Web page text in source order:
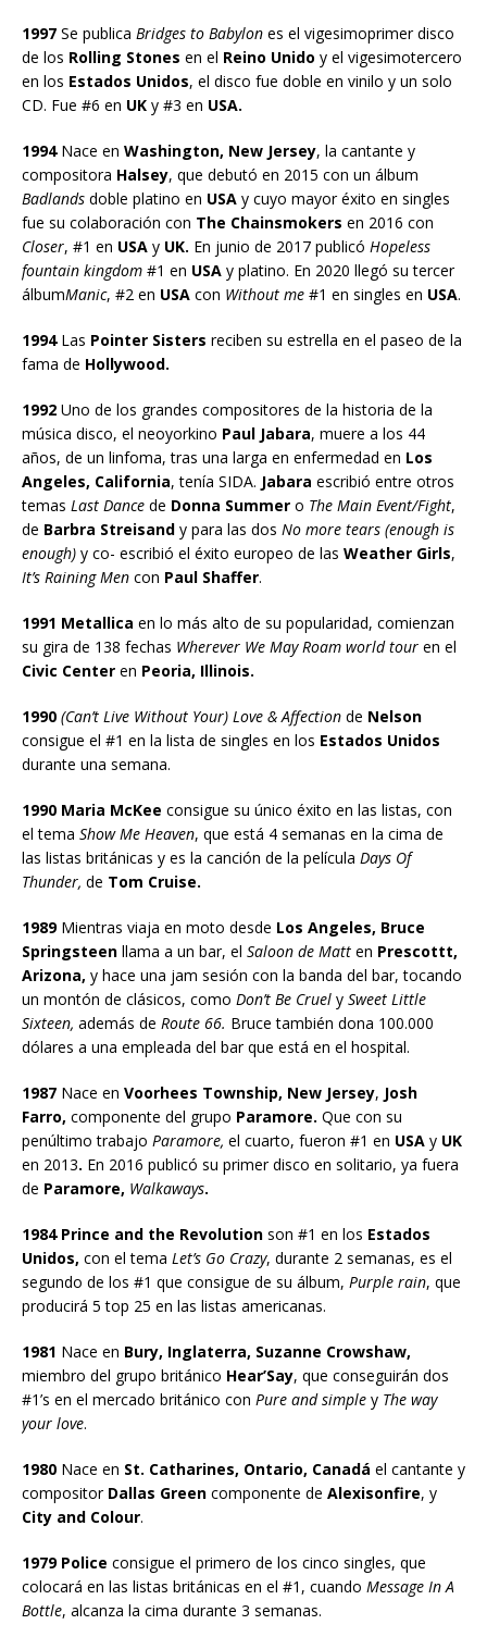
1997 Se publica Bridges to Babylon es el vigesimoprimer disco
de los Rolling Stones en el Reino Unido y el vigesimotercero
en los Estados Unidos, el disco fue doble en vinilo y un solo
CD. Fue #6 en UK y #3 en USA.
1994Nace en Washington, New Jersey, la cantante y
compositora Halsey, que debutó en 2015 con un álbum
Badlands doble platino en USA y cuyo mayor éxito en singles
fue su colaboración con The Chainsmokers en 2016 con
Closer, #1 en USA y UK. En junio de 2017 publicó Hopeless
fountain kingdom #1 en USA y platino. En 2020 llegó su tercer
álbumManic, #2 en USA con Without me #1 en singles en USA.
1994Las Pointer Sisters reciben su estrella en el paseo de la
fama de Hollywood.
1992 Uno de los grandes compositores de la historia de la
música disco, el neoyorkino Paul Jabara, muere a los 44
años, de un linfoma, tras una larga en enfermedad en Los
Angeles, California, tenía SIDA. Jabara escribió entre otros
temas Last Dance de Donna Summer o The Main Event/Fight,
de Barbra Streisand y para las dos No more tears (enough is
enough) y co- escribió el éxito europeo de las Weather Girls,
It’s Raining Men con Paul Shaffer.
1991 Metallica en lo más alto de su popularidad, comienzan
su gira de 138 fechas Wherever We May Roam world tour en el
Civic Center en Peoria, Illinois.
1990 (Can’t Live Without Your) Love & Affection de Nelson
consigue el #1 en la lista de singles en los Estados Unidos
durante una semana.
1990 Maria McKee consigue su único éxito en las listas, con
el tema Show Me Heaven, que está 4 semanas en la cima de
las listas británicas y es la canción de la película Days Of
Thunder, de Tom Cruise.
1989Mientras viaja en moto desde Los Angeles, Bruce
Springsteen llama a un bar, el Saloon de Matt en Prescottt,
Arizona, y hace una jam sesión con la banda del bar, tocando
un montón de clásicos, como Don’t Be Cruel y Sweet Little
Sixteen, además de Route 66. Bruce también dona 100.000
dólares a una empleada del bar que está en el hospital.
1987 Nace en Voorhees Township, New Jersey, Josh
Farro, componente del grupo Paramore. Que con su
penúltimo trabajo Paramore, el cuarto, fueron #1 en USA y UK
en 2013. En 2016 publicó su primer disco en solitario, ya fuera
de Paramore, Walkaways.
1984 Prince and the Revolution son #1 en los Estados
Unidos, con el tema Let’s Go Crazy, durante 2 semanas, es el
segundo de los #1 que consigue de su álbum, Purple rain, que
producirá 5 top 25 en las listas americanas.
1981 Nace en Bury, Inglaterra, Suzanne Crowshaw,
miembro del grupo británico Hear’Say, que conseguirán dos
#1’s en el mercado británico con Pure and simple y The way
your love.
1980 Nace en St. Catharines, Ontario, Canadá el cantante y
compositor Dallas Green componente de Alexisonfire, y
City and Colour.
1979 Police consigue el primero de los cinco singles, que
colocará en las listas británicas en el #1, cuando Message In A
Bottle, alcanza la cima durante 3 semanas.